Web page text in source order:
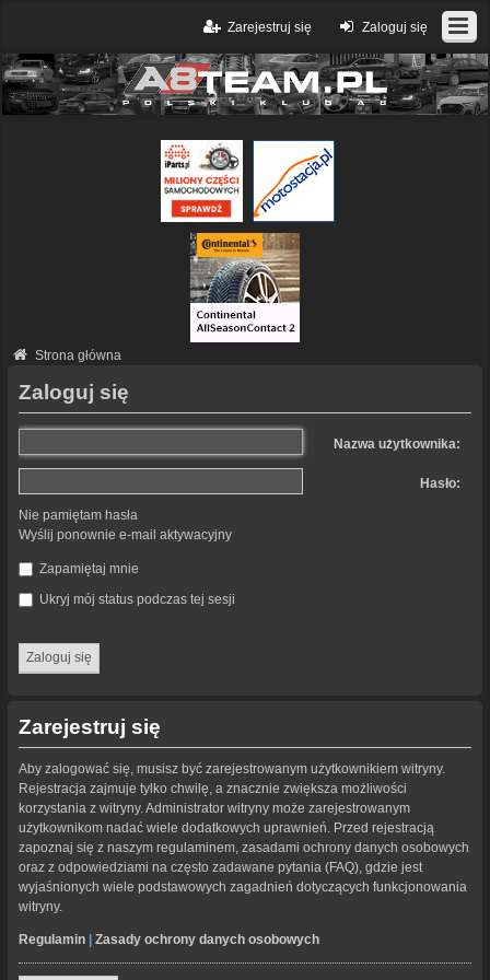
Zaloguj się
Zarejestruj się
Strona główna
Zaloguj się
Nazwa użytkownika:
Hasło:
Nie pamiętam hasła
Wyślij ponownie e-mail aktywacyjny
Zapamiętaj mnie
Ukryj mój status podczas tej sesji
Zarejestruj się
Aby zalogować się, musisz być zarejestrowanym użytkownikiem witryny.
Rejestracja zajmuje tylko chwilę, a znacznie zwiększa możliwości
korzystania z witryny. Administrator witryny może zarejestrowanym
użytkownikom nadać wiele dodatkowych uprawnień. Przed rejestracją
zapoznaj się z naszym regulaminem, zasadami ochrony danych osobowych
oraz z odpowiedziami na często zadawane pytania (FAQ), gdzie jest
wyjaśnionych wiele podstawowych zagadnień dotyczących funkcjonowania
witryny.
Regulamin Zasady ochrony danych osobowych